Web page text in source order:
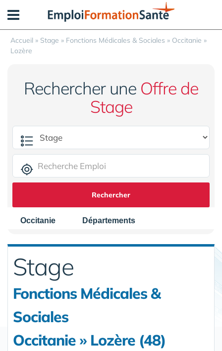
Accueil » Stage » Fonctions Médicales & Sociales » Occitanie »
Lozère
Rechercher une Offre de
Stage
Rechercher
Occitanie Départements
Stage
Fonctions Médicales &
Sociales
Occitanie » Lozère (48)